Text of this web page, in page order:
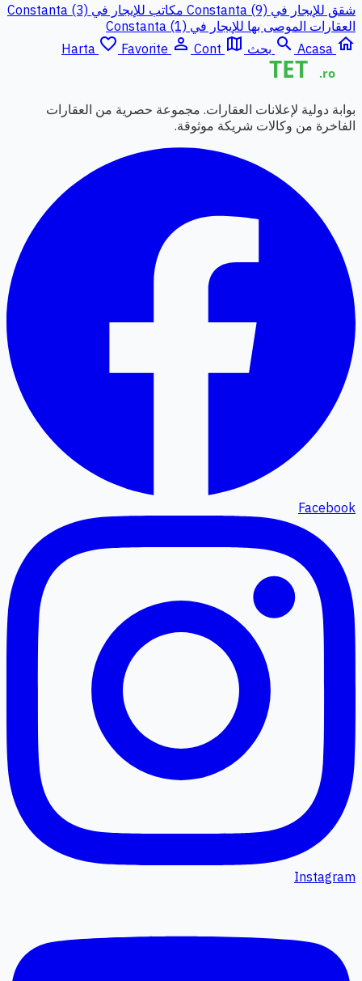
شقق للإيجار في Constanta (9)
مكاتب للإيجار في Constanta (3)
العقارات الموصى بها للإيجار في Constanta (1)
home
Acasa
search بحث map
Harta favorite_border Favorite person_outline Cont
بوابة دولية لإعلانات العقارات. مجموعة حصرية من العقارات
الفاخرة من وكالات شريكة موثوقة.
Facebook
Instagram